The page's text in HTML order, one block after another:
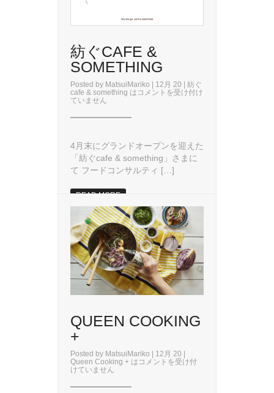
紡ぐCAFE &
SOMETHING
Posted by MatsuiMariko | 12月 20 | 紡ぐ
cafe & something は コメントを受け付け
ていません
4月末にグランドオープンを迎えた
「紡ぐcafe & something」さまに
て フードコンサルティ […]
READ MORE
QUEEN COOKING
+
Posted by MatsuiMariko | 12月 20 |
Queen Cooking + は コメントを受け付
けていません